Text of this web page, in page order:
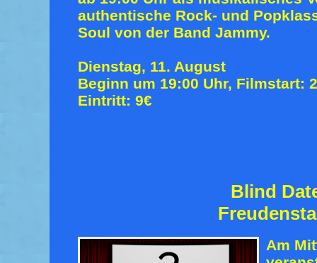
authentische Rock- und
Soul von der Band Jammy.
Dienstag, 11. August
Beginn um 19:00 Uhr, Filmstart:
Eintritt: 9€
Blind
Am